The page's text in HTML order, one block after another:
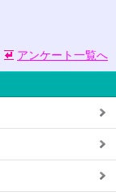
アンケート一覧へ